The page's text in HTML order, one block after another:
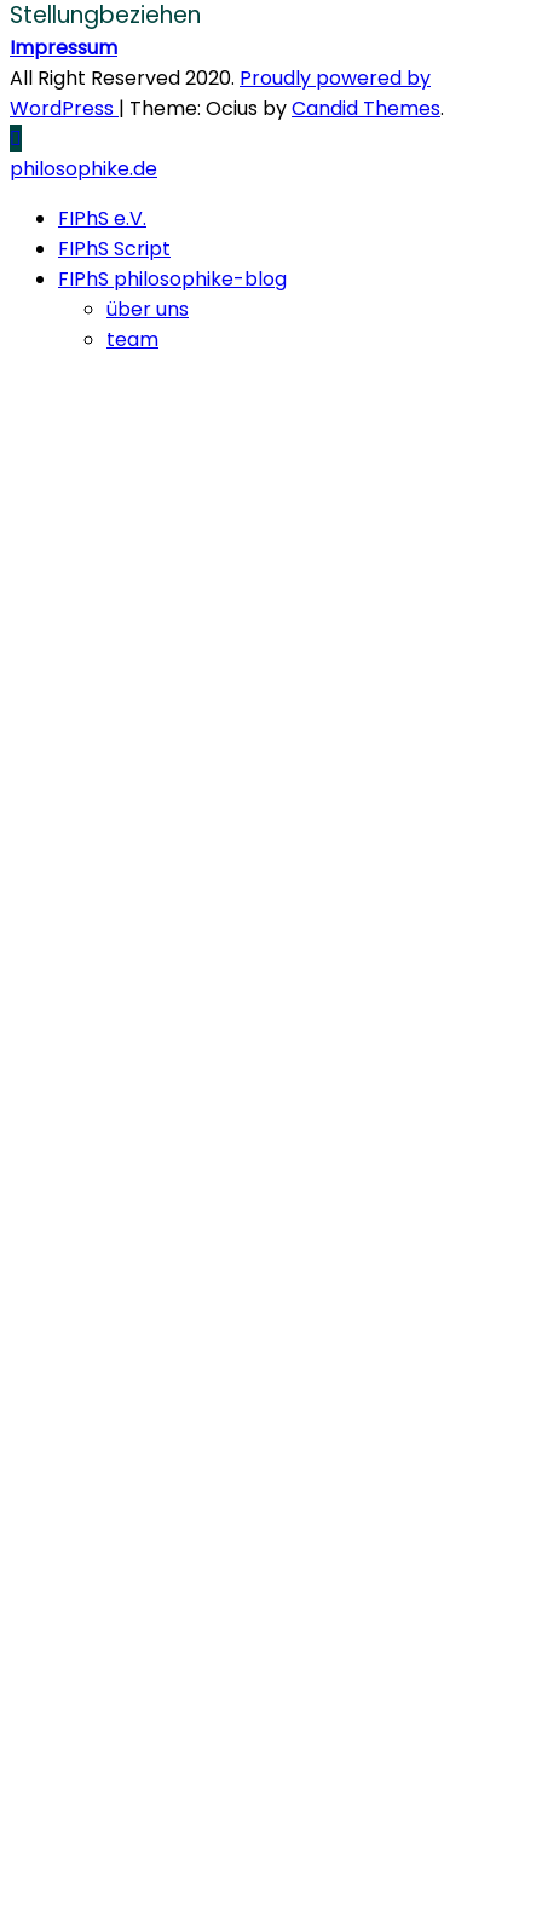
Stellungbeziehen
Impressum
All Right Reserved 2020. Proudly powered by
WordPress | Theme: Ocius byCandid Themes.
philosophike.de
FIPhS e.V.
FIPhS Script
FIPhS philosophike-blog
über uns
team